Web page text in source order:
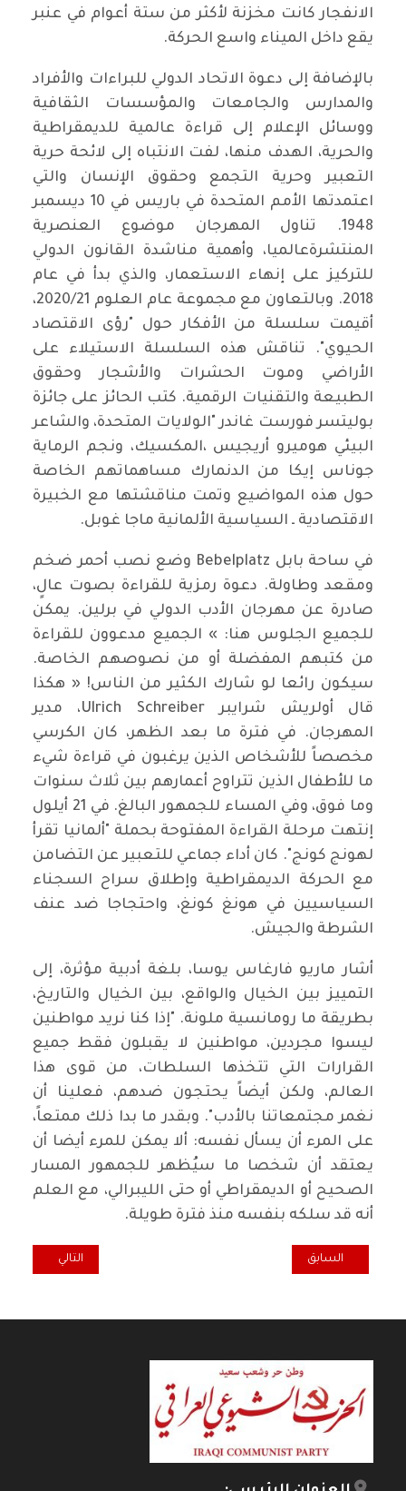
الانفجار كانت مخزنة لأكثر من ستة أعوام في عنبر
يقع داخل الميناء واسع الحركة.
بالإضافة إلى دعوة الاتحاد الدولي للبراءات والأفراد
والمدارس والجامعات والمؤسسات الثقافية
ووسائل الإعلام إلى قراءة عالمية للديمقراطية
والحرية، الهدف منها، لفت الانتباه إلى لائحة حرية
التعبير وحرية التجمع وحقوق الإنسان والتي
اعتمدتها الأمم المتحدة في باريس في 10 ديسمبر
1948. تناول المهرجان موضوع العنصرية
المنتشرةعالميا، وأهمية مناشدة القانون الدولي
للتركيز على إنهاء الاستعمار، والذي بدأ في عام
2018. وبالتعاون مع مجموعة عام العلوم 2020/21،
أقيمت سلسلة من الأفكار حول "رؤى الاقتصاد
الحيوي". تناقش هذه السلسلة الاستيلاء على
الأراضي وموت الحشرات والأشجار وحقوق
الطبيعة والتقنيات الرقمية. كتب الحائز على جائزة
بوليتسر فورست غاندر "الولايات المتحدة، والشاعر
البيئي هوميرو أريجيس ،المكسيك، ونجم الرماية
جوناس إيكا من الدنمارك مساهماتهم الخاصة
حول هذه المواضيع وتمت مناقشتها مع الخبيرة
الاقتصادية ـ السياسية الألمانية ماجا غوبل.
في ساحة بابل Bebelplatz وضع نصب أحمر ضخم
ومقعد وطاولة. دعوة رمزية للقراءة بصوت عالٍ،
صادرة عن مهرجان الأدب الدولي في برلين. يمكن
للجميع الجلوس هنا: » الجميع مدعوون للقراءة
من كتبهم المفضلة أو من نصوصهم الخاصة.
سيكون رائعا لو شارك الكثير من الناس! « هكذا
قال أولريش شرايبر Ulrich Schreiber، مدير
المهرجان. في فترة ما بعد الظهر، كان الكرسي
مخصصاً للأشخاص الذين يرغبون في قراءة شيء
ما للأطفال الذين تتراوح أعمارهم بين ثلاث سنوات
وما فوق، وفي المساء للجمهور البالغ. في 21 أيلول
إنتهت مرحلة القراءة المفتوحة بحملة "ألمانيا تقرأ
لهونج كونج". كان أداء جماعي للتعبير عن التضامن
مع الحركة الديمقراطية وإطلاق سراح السجناء
السياسيين في هونغ كونغ، واحتجاجا ضد عنف
الشرطة والجيش.
أشار ماريو فارغاس يوسا، بلغة أدبية مؤثرة، إلى
التمييز بين الخيال والواقع، بين الخيال والتاريخ،
بطريقة ما رومانسية ملونة. "إذا كنا نريد مواطنين
ليسوا مجردين، مواطنين لا يقبلون فقط جميع
القرارات التي تتخذها السلطات، من قوى هذا
العالم، ولكن أيضاً يحتجون ضدهم، فعلينا أن
نغمر مجتمعاتنا بالأدب". وبقدر ما بدا ذلك ممتعاً،
على المرء أن يسأل نفسه: ألا يمكن للمرء أيضا أن
يعتقد أن شخصا ما سيُظهر للجمهور المسار
الصحيح أو الديمقراطي أو حتى الليبرالي، مع العلم
أنه قد سلكه بنفسه منذ فترة طويلة.
المقال السابق: سعدي الشيرازي: شاعر وفليسوف حامل المثل
السابق المقال التالي:
التالي